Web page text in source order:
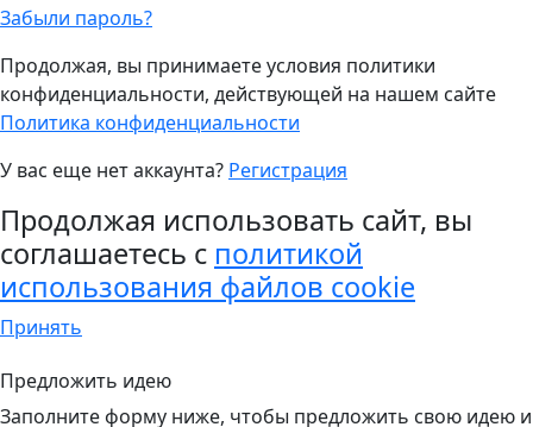
Забыли пароль?
Продолжая, вы принимаете условия политики
конфиденциальности, действующей на нашем сайте
Политика конфиденциальности
У вас еще нет аккаунта? Регистрация
Продолжая использовать сайт, вы
соглашаетесь с политикой
использования файлов cookie
Принять
Предложить идею
Заполните форму ниже, чтобы предложить свою идею и